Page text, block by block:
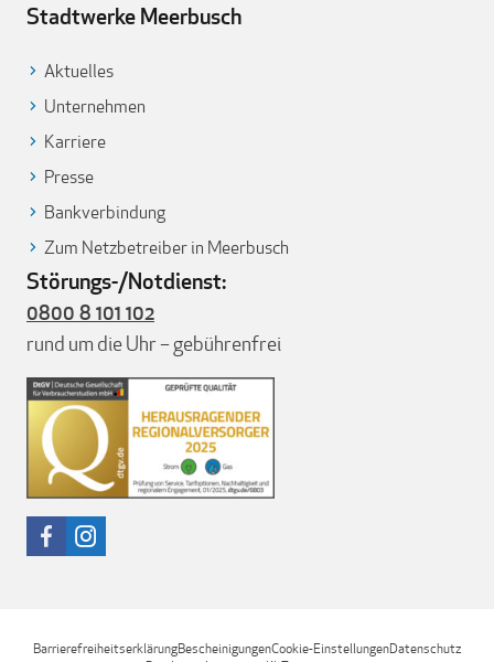
Stadtwerke Meerbusch
Aktuelles
Unternehmen
Karriere
Presse
Bankverbindung
Zum Netzbetreiber in Meerbusch
Störungs-/Notdienst:
0800 8 101 102
rund um die Uhr – gebührenfrei
BarrierefreiheitserklärungBescheinigungenCookie-EinstellungenDatenschutz